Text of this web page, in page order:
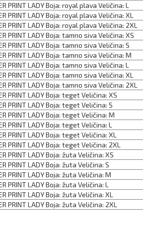
PRINT LADY Boja: royal plava Veličina: L
PRINT LADY Boja: royal plava Veličina: XL
PRINT LADY Boja: royal plava Veličina: 2XL
PRINT LADY Boja: tamno siva Veličina: XS
PRINT LADY Boja: tamno siva Veličina: S
PRINT LADY Boja: tamno siva Veličina: M
PRINT LADY Boja: tamno siva Veličina: L
PRINT LADY Boja: tamno siva Veličina: XL
PRINT LADY Boja: tamno siva Veličina: 2XL
PRINT LADY Boja: teget Veličina: XS
PRINT LADY Boja: teget Veličina: S
PRINT LADY Boja: teget Veličina: M
PRINT LADY Boja: teget Veličina: L
PRINT LADY Boja: teget Veličina: XL
PRINT LADY Boja: teget Veličina: 2XL
PRINT LADY Boja: žuta Veličina: XS
PRINT LADY Boja: žuta Veličina: S
PRINT LADY Boja: žuta Veličina: M
PRINT LADY Boja: žuta Veličina: L
PRINT LADY Boja: žuta Veličina: XL
PRINT LADY Boja: žuta Veličina: 2XL